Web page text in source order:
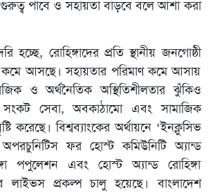
পাবে ও সহায়তা বাড়বে বলে আশা করা
হচ্ছে, রোহিঙ্গাদের প্রতি স্থানীয় জনগোষ্ঠী
আসছে। সহায়তার পরিমাণ কমে আসায়
ও অর্থনৈতিক অস্থিতিশীলতার ঝুঁকিও
সংকট সেবা, অবকাঠামো এবং সামাজিক
করেছে। বিশ্বব্যাংকের অর্থায়নে ‘ইনক্লুসিভ
অপরচুনিটিস ফর হোস্ট কমিউনিটি অ্যান্ড
পপুলেশন এবং হোস্ট অ্যান্ড রোহিঙ্গা
লাইভস প্রকল্প চালু হয়েছে। বাংলাদেশ